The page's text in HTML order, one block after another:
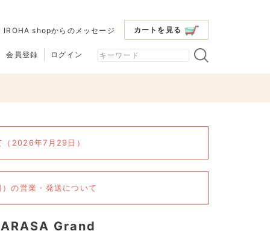
カートを見る
IROHA shopからのメッセージ
会員登録 ログイン
（2026年7月29日）
の営業・発送について
Grand